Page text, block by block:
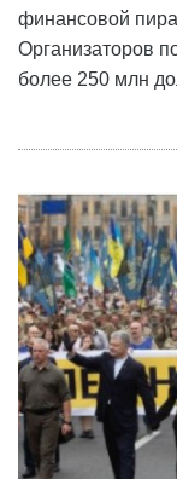
финансовой
Организаторов
более 250 млн